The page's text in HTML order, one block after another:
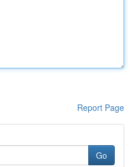
Report Page
Go